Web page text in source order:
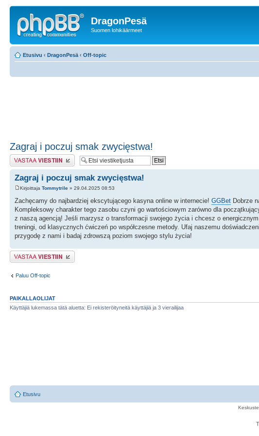
DragonPesä
Suomen lohikäärmeet
Etusivu ‹ DragonPesä ‹ Off-topic
Zagraj i poczuj smak zwycięstwa!
Lähetä vastaus
Zagraj i poczuj smak zwycięstwa!
Kirjoittaja Tommytrile » 29.04.2025 08:53
Zachęcamy do najbardziej ekscytującego kasyna online w internecie! GGBet Dobrze
Kompleksowy charakter tego zasobu czyni go wartościowym zarówno dla
z naszą agencją! Jeśli marzysz o transformacji swojego życia i chcesz o
treningi, od klasycznych ćwiczeń po współczesne metody. Ufaj naszemu
przygodę z nami i badaj zdrowszą poziom swojego stylu życia!
Lähetä vastaus
Paluu Off-topic
PAIKALLAOLIJAT
Käyttäjiä lukemassa tätä aluetta: Ei rekisteröityneitä käyttäjiä ja 3 vierailijaa
Etusivu